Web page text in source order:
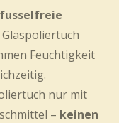
Feuchtigkeit
nur mit
– keinen